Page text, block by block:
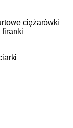
ciężarówki
firanki